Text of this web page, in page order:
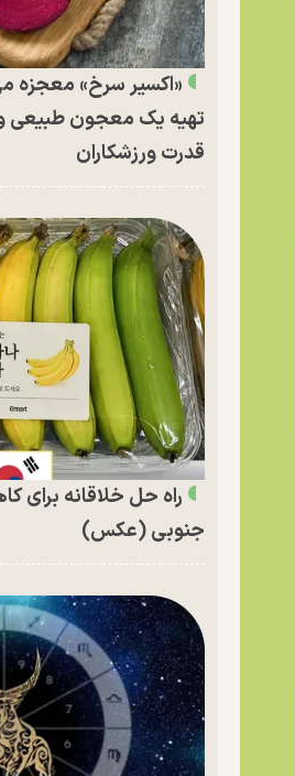
«اکسیر سرخ» معجزه
تهیه یک معجون طبیعی و
قدرت ورزشکاران
راه حل خلاقانه برای
جنوبی (عکس)